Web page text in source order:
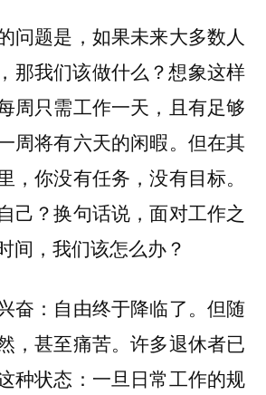
问题是，如果未来大多数人
那我们该做什么？想象这样
周只需工作一天，且有足够
周将有六天的闲暇。但在其
，你没有任务，没有目标。
己？换句话说，面对工作之
间，我们该怎么办？
奋：自由终于降临了。但随
，甚至痛苦。许多退休者已
种状态：一旦日常工作的规